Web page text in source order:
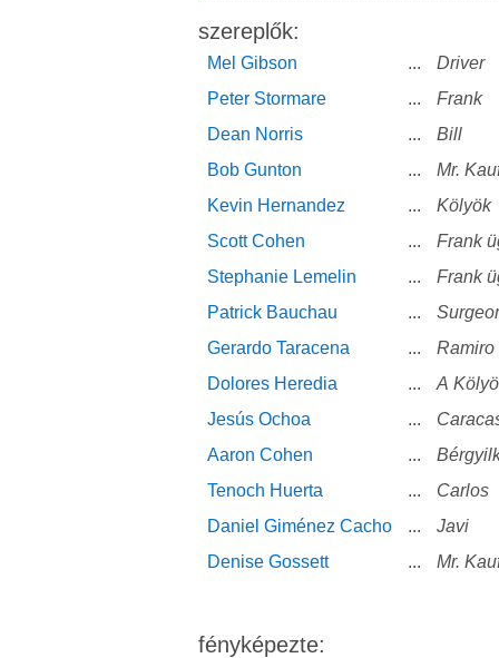
szereplők:
Mel Gibson ...
Driver
Peter Stormare
...
Frank
Dean Norris
...
Bill
Bob Gunton
...
Mr.
Kevin Hernandez
...
Kölyök
Scott Cohen
...
Frank
Stephanie Lemelin
...
Frank
Patrick Bauchau
...
Gerardo Taracena
...
Ramiro
Dolores Heredia
...
A
Jesús Ochoa
...
Aaron Cohen
...
Tenoch Huerta
...
Carlos
Daniel Giménez Cacho
...
Javi
Denise Gossett
... Mr.
fényképezte: